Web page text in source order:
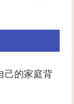
己的家庭背